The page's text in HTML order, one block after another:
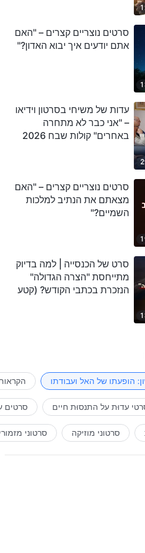
סרטים נוצריים קצרים – "האם
אתם יודעים איך יבוא האדון?"
עדות של משיחי בסרטון וידיאו
– "אני כבר לא מתחרה
באחרים" קולות שבח 2026
סרטים נוצריים קצרים – "האם
מצאתם את הנתיב למלכות
השמיים?"
סרט של הכנסייה | למה בדיוק
מתייחסת "הצרה הגדולה"
הנזכרת בכתבי הקודש? (קטע
הופעתו של האל ועבודתו
עדוּת על התנסוּת חיים סרטים
סרטוני מוזיקה סרטוני